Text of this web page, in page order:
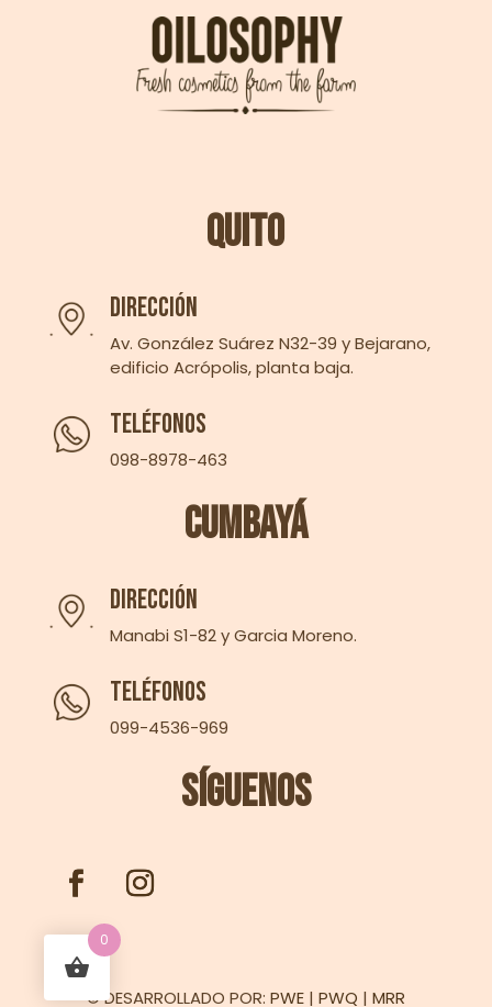
Quito
Dirección
Av. González Suárez N32-39 y Bejarano,
edificio Acrópolis, planta baja.
Teléfonos
098-8978-463‬
Cumbayá
Dirección
Manabi S1-82 y Garcia Moreno.
Teléfonos
099-4536-969
Síguenos
© DESARROLLADO POR: PWE| PWQ | MRR
0